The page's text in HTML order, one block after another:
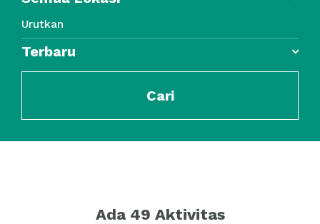
Urutkan
Terbaru
Cari
Ada 49 Aktivitas